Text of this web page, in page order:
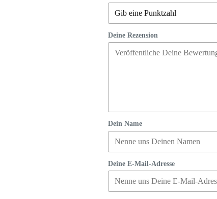
Deine Rezension
Dein Name
Deine E-Mail-Adresse